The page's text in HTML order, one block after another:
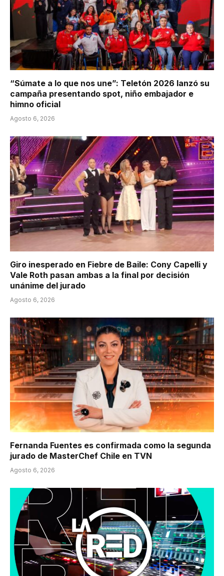
“Súmate a lo que nos une”: Teletón 2026 lanzó su
campaña presentando spot, niño embajador e
himno oficial
Agosto 6, 2026
Giro inesperado en Fiebre de Baile: Cony Capelli y
Vale Roth pasan ambas a la final por decisión
unánime del jurado
Agosto 6, 2026
Fernanda Fuentes es confirmada como la segunda
jurado de MasterChef Chile en TVN
Agosto 6, 2026